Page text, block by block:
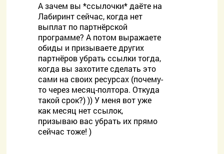
А зачем вы *ссылочки* даёте на
Лабиринт сейчас, когда нет
выплат по партнёрской
программе? А потом выражаете
обиды и призываете других
партнёров убрать ссылки тогда,
когда вы захотите сделать это
сами на своих ресурсах (почему-
то через месяц-полтора. Откуда
такой срок?) )) У меня вот уже
как месяц нет ссылок,
призываю вас убрать их прямо
сейчас тоже! )